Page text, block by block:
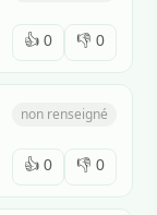
👍 0 👎 0
non renseigné
👍 0 👎 0